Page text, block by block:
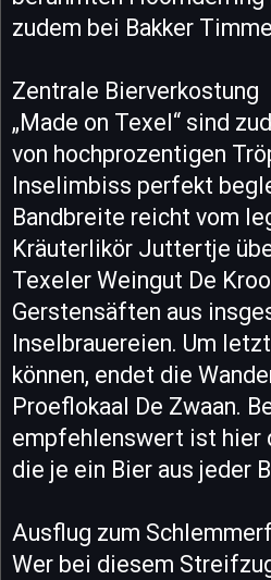
zudem bei Bakker
Zentrale Bierverkostung
„Made on Texel“ sind
von hochprozentigen
Inselimbiss perfekt
Bandbreite reicht vom
Kräuterlikör Juttertje
Texeler Weingut De
Gerstensäften aus
Inselbrauereien. Um
können, endet die
Proeflokaal De Zwaan.
empfehlenswert ist hier
die je ein Bier aus jeder
Ausflug zum
Wer bei diesem